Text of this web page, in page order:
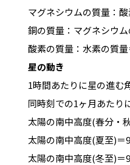
マグネシウムの質量： 酸
銅の質量： マグネシウム
酸素の質量： 水素の質量
星の動き
1時間あたり に星の進む
同時刻での1ヶ月あたり
太陽の南中高度(春分・
太陽の南中高度(夏至)＝
太陽の南中高度(冬至)＝